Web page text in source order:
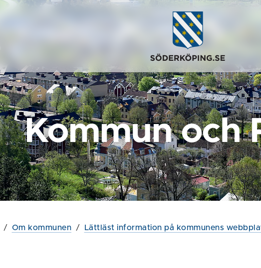
Kommun och
/ Om kommunen / Lättläst information på kommunens